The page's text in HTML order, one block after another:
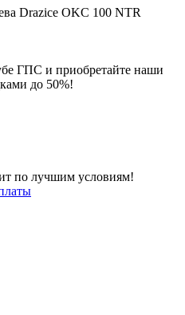
Drazice OKC 100 NTR
ГПС и приобретайте наши
до 50%!
по лучшим условиям!